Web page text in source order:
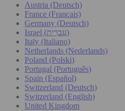
Austria (Deutsch)
France (Français)
Germany (Deutsch)
Israel (עִברִית)
Italy (Italiano)
Netherlands (Nederlands)
Poland (Polski)
Portugal (Português)
Spain (Español)
Switzerland (Deutsch)
Switzerland (English)
United Kingdom